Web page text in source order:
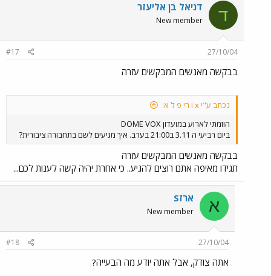
ד דניאל בן אליעזר
New member
27/10/04
#17
בבקשה מאנשים המבקשים עזרה
נכתב ע"י x ו רי פ ל א:
הוזמתי לארוע במועדון DOME VOX
ביום רביעי ה 3.11 ב21:00 בערב. איך מגיעים לשם בתחבורה ציבורית?
בבקשה מאנשים המבקשים עזרה
תגידו מאיפה אתם רוצים להגיע.. כי אחרת יהיה קשה לענות לכם...
א ארזS
New member
27/10/04
#18
אתה צודק, אבל אתה יודע מה הבעייה?